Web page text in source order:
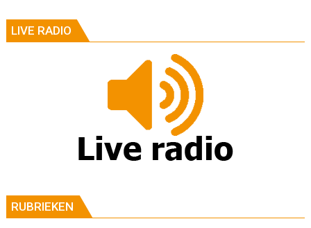
LIVE RADIO
RUBRIEKEN